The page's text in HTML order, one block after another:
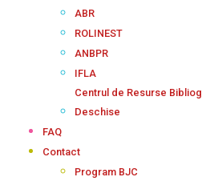
ABR
ROLINEST
ANBPR
IFLA
Centrul de Resurse
Deschise
FAQ
Contact
Program BJC